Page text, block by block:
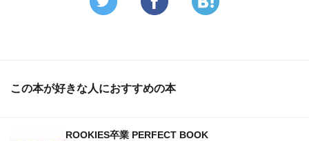
この本が好きな人におすすめの本
ROOKIES卒業 PERFECT BOOK